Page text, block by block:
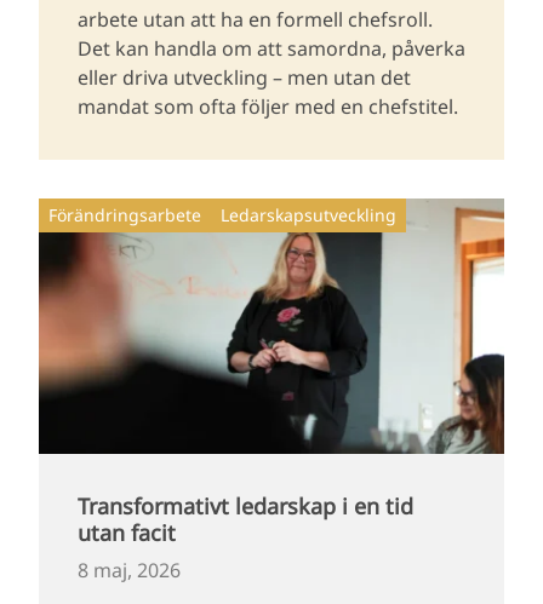
arbete utan att ha en formell chefsroll.
Det kan handla om att samordna, påverka
eller driva utveckling – men utan det
mandat som ofta följer med en chefstitel.
Förändringsarbete Ledarskapsutveckling
Transformativt ledarskap i en tid
utan facit
8 maj, 2026